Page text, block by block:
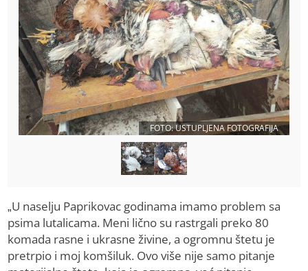
FOTO: USTUPLJENA FOTOGRAFIJA
„U naselju Paprikovac godinama imamo problem sa
psima lutalicama. Meni lično su rastrgali preko 80
komada rasne i ukrasne živine, a ogromnu štetu je
pretrpio i moj komšiluk. Ovo više nije samo pitanje